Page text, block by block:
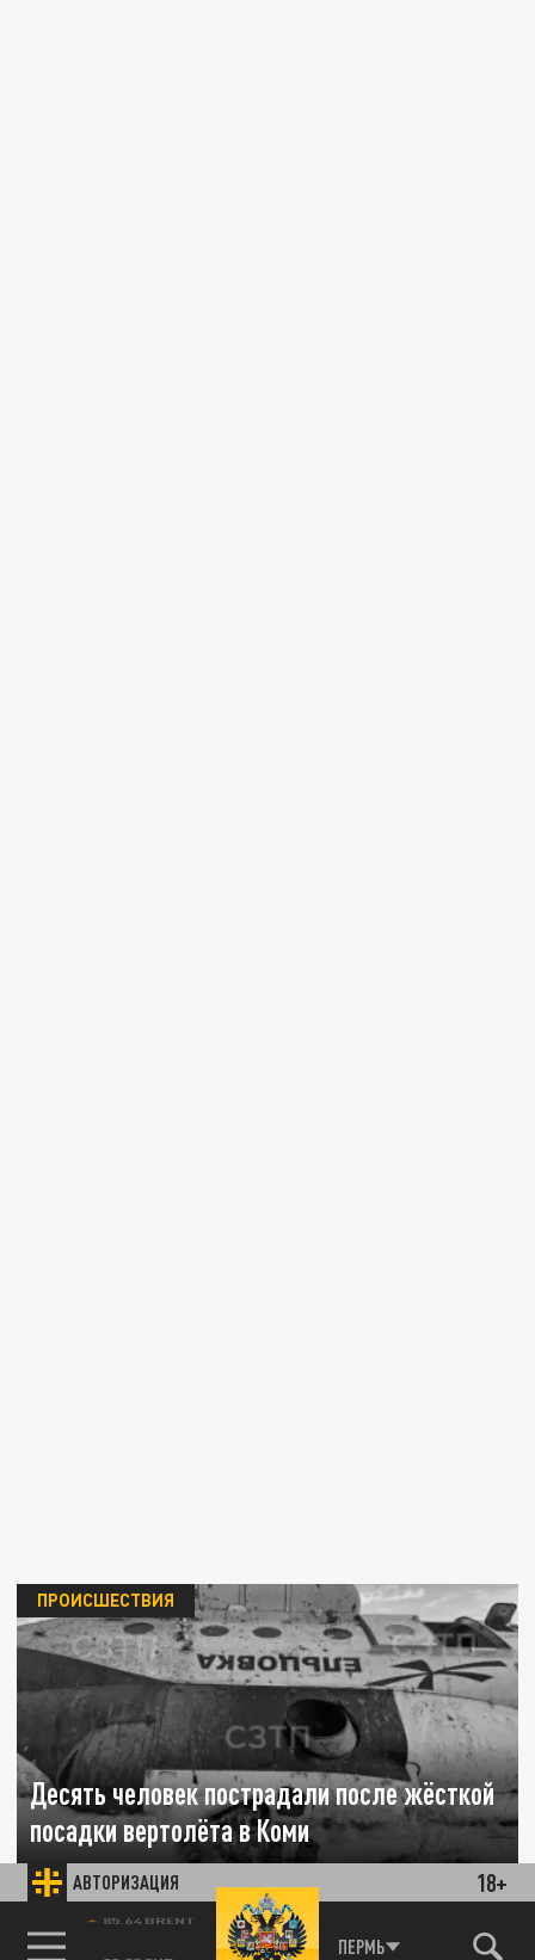
АВТОРИЗАЦИЯ 18+
ПЕРМЬ
Десять человек пострадали после жёсткой
посадки вертолёта в Коми
ПРОИСШЕСТВИЯ
01 МАЯ 17:06
Вертолёт частной компании выполнял рейс
по доставке вахтовиков.